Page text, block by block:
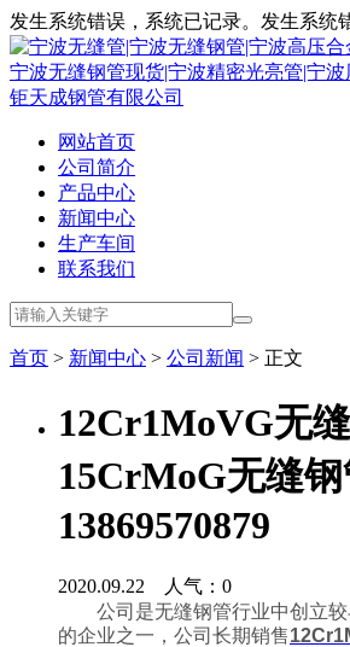
发生系统错误，系统已记录。发生系统
网站首页
公司简介
产品中心
新闻中心
生产车间
联系我们
首页 > 新闻中心 > 公司新闻 > 正文
12Cr1MoVG无缝
15CrMoG无缝
13869570879
2020.09.22 人气： 0
公司是无缝钢管行业中创立
的企业之一，公司长期销售